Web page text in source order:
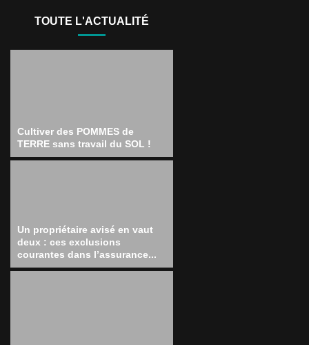
TOUTE L'ACTUALITÉ
Cultiver des POMMES de
TERRE sans travail du SOL !
Un propriétaire avisé en vaut
deux : ces exclusions
courantes dans l’assurance...